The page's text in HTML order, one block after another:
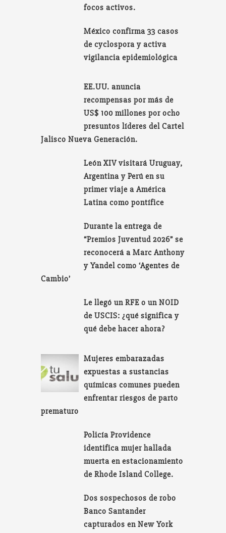
focos activos.
México confirma 33 casos
de cyclospora y activa
vigilancia epidemiológica
EE.UU. anuncia
recompensas por más de
US$ 100 millones por ocho
presuntos líderes del Cartel
Jalisco Nueva Generación.
León XIV visitará Uruguay,
Argentina y Perú en su
primer viaje a América
Latina como pontífice
Durante la entrega de
“Premios Juventud 2026” se
reconocerá a Marc Anthony
y Yandel como ‘Agentes de
Cambio’
Le llegó un RFE o un NOID
de USCIS: ¿qué significa y
qué debe hacer ahora?
Mujeres embarazadas
expuestas a sustancias
químicas comunes pueden
enfrentar riesgos de parto
prematuro
Policía Providence
identifica mujer hallada
muerta en estacionamiento
de Rhode Island College.
Dos sospechosos de robo
Banco Santander
capturados en New York